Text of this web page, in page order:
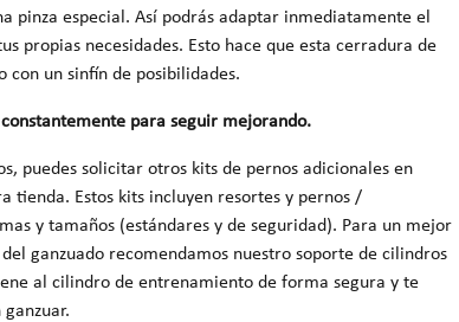
pinza especial. Así podrás adaptar inmediatamente el
propias necesidades. Esto hace que esta cerradura de
con un sinfín de posibilidades.
para seguir mejorando.
puedes solicitar otros kits de pernos adicionales en
tienda. Estos kits incluyen resortes y pernos /
y tamaños (estándares y de seguridad). Para un mejor
ganzuado recomendamos nuestro soporte de cilindros
al cilindro de entrenamiento de forma segura y te